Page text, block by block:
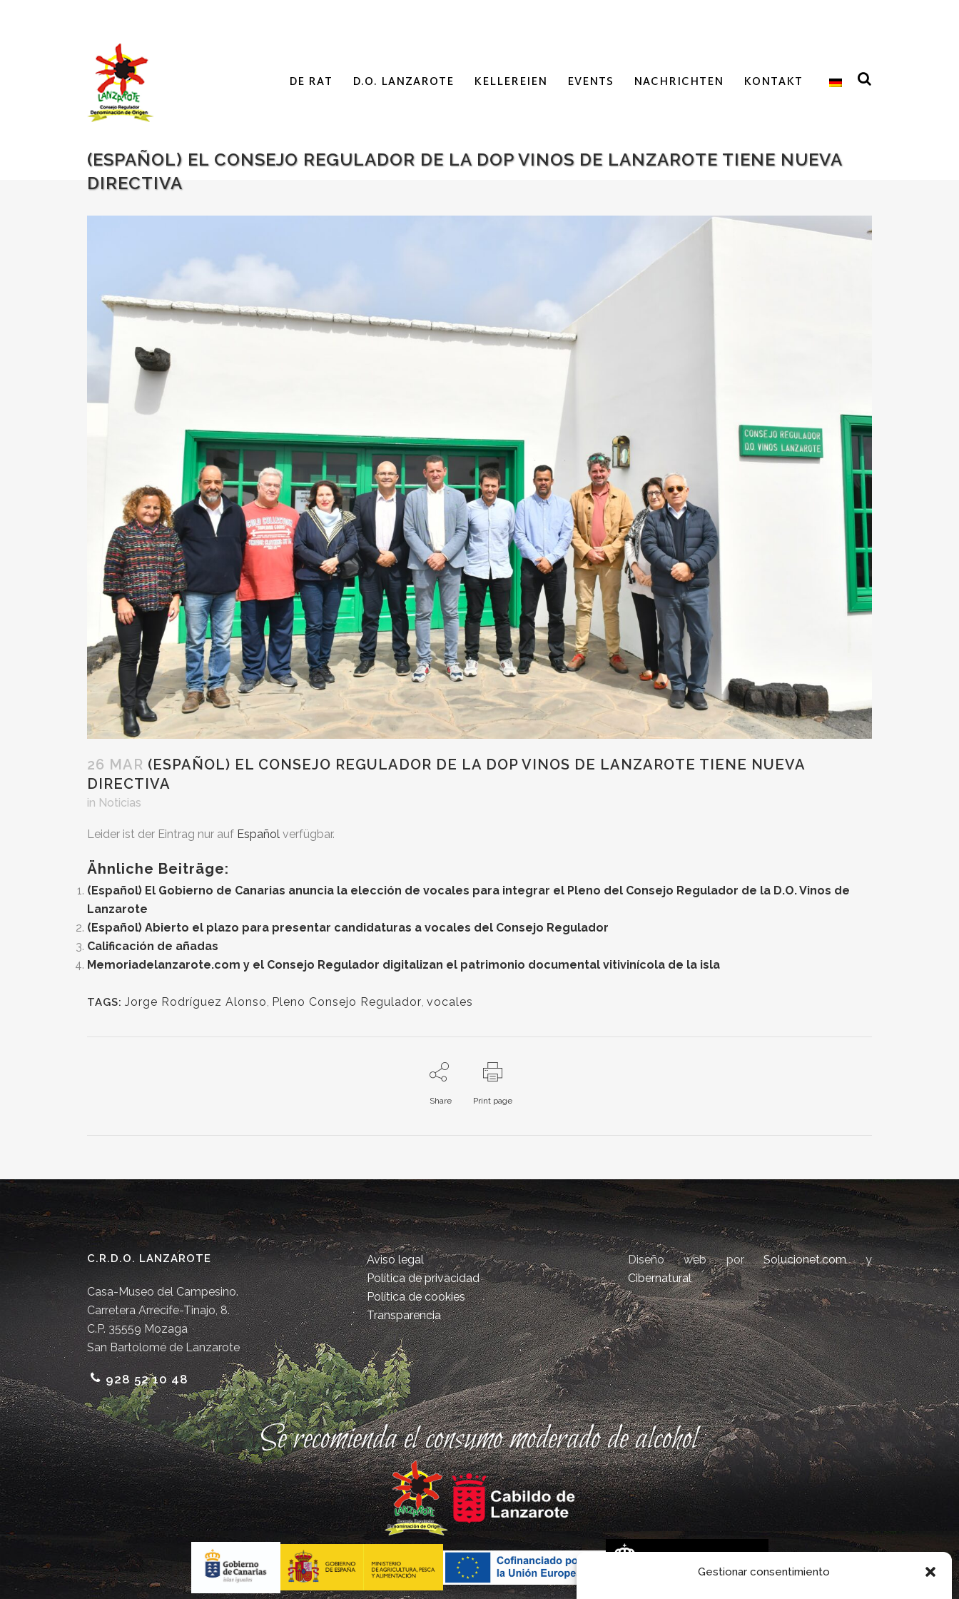
Gestionar consentimiento
DE RAT D.O. LANZAROTE KELLEREIEN EVENTS NACHRICHTEN KONTAKT
(ESPAÑOL) EL CONSEJO REGULADOR DE LA DOP VINOS DE LANZAROTE TIENE NUEVA
DIRECTIVA
26 MAR (ESPAÑOL) EL CONSEJO REGULADOR DE LA DOP VINOS DE LANZAROTE TIENE NUEVA
DIRECTIVA
in Noticias
Leider ist der Eintrag nur auf Español verfügbar.
Ähnliche Beiträge:
(Español) El Gobierno de Canarias anuncia la elección de vocales para integrar el Pleno del Consejo Regulador de la D.O. Vinos de
Lanzarote
(Español) Abierto el plazo para presentar candidaturas a vocales del Consejo Regulador
Calificación de añadas
Memoriadelanzarote.com y el Consejo Regulador digitalizan el patrimonio documental vitivinícola de la isla
TAGS: Jorge Rodríguez Alonso, Pleno Consejo Regulador, vocales
Share Print page
C.R.D.O. LANZAROTE
Casa-Museo del Campesino.
Carretera Arrecife-Tinajo, 8.
C.P. 35559 Mozaga
San Bartolomé de Lanzarote
928 52 10 48
Aviso legal
Política de privacidad
Política de cookies
Transparencia
Diseño web porSolucionet.comy
Cibernatural
Se recomienda el consumo moderado de alcohol